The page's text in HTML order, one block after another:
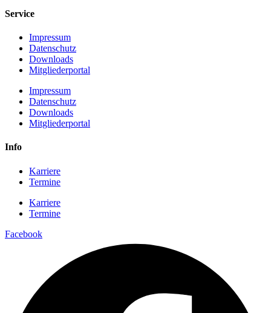
Service
Impressum
Datenschutz
Downloads
Mitgliederportal
Impressum
Datenschutz
Downloads
Mitgliederportal
Info
Karriere
Termine
Karriere
Termine
Facebook